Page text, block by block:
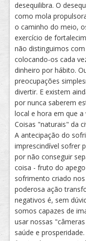
desequilibra. O
como mola
o caminho do meio,
exercício de
não distinguimos
colocando-os cada
dinheiro por hábito.
preocupações
divertir. E existem
por nunca saberem
local e hora em que a
Coisas "naturais" da
A antecipação do
imprescindível sofrer
por não conseguir
coisa - fruto do
sofrimento criado
poderosa ação
negativos é, sem
somos capazes de
usar nossas
saúde e